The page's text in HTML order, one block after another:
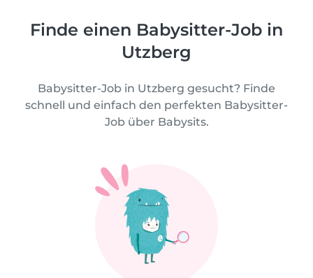
Finde einen Babysitter-Job in
Utzberg
Babysitter-Job in Utzberg gesucht? Finde
schnell und einfach den perfekten Babysitter-
Job über Babysits.